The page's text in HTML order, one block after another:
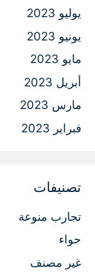
يوليو 2023
يونيو 2023
مايو 2023
أبريل 2023
مارس 2023
فبراير 2023
تصنيفات
تجارب منوعة
حواء
غير مصنف